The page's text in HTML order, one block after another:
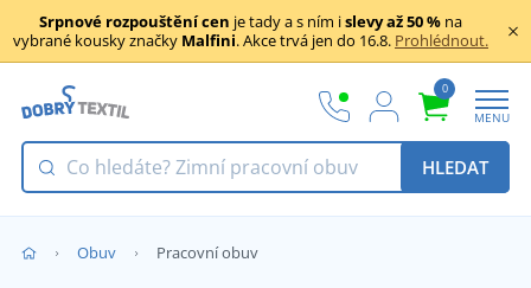
Srpnové rozpouštění cen je tady a s ním islevy až 50 % na
vybrané kousky značky Malfini. Akce trvá jen do 16.8. Prohlédnout.
0
MENU
HLEDAT
Obuv Pracovní obuv